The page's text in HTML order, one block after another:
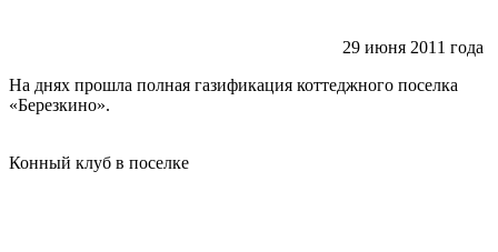
29 июня 2011 года
На днях прошла полная газификация коттеджного поселка
«Березкино».
Конный клуб в поселке